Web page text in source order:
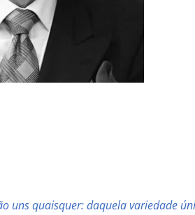
uns quaisquer: daquela variedade